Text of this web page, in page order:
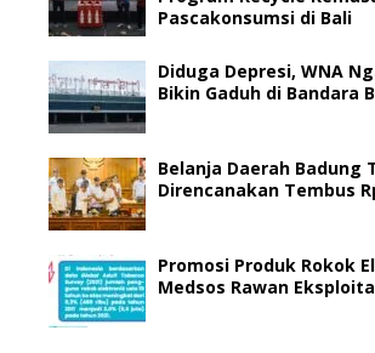
Pascakonsumsi di Bali
Diduga Depresi, WNA
Bikin Gaduh di Bandara
Belanja Daerah Badung
Direncanakan Tembus
Promosi Produk Rokok
Medsos Rawan